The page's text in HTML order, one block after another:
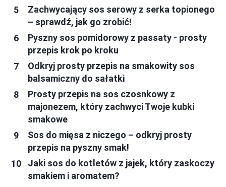
Zachwycający sos serowy z serka topionego
– sprawdź, jak go zrobić!
Pyszny sos pomidorowy z passaty - prosty
przepis krok po kroku
Odkryj prosty przepis na smakowity sos
balsamiczny do sałatki
Prosty przepis na sos czosnkowy z
majonezem, który zachwyci Twoje kubki
smakowe
Sos do mięsa z niczego – odkryj prosty
przepis na pyszny smak!
Jaki sos do kotletów z jajek, który zaskoczy
smakiem i aromatem?